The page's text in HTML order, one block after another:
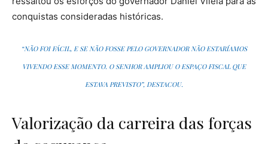
conquistas consideradas históricas.
“NÃO FOI FÁCIL, E SE NÃO FOSSE PELO GOVERNADOR NÃO ESTARÍAMOS
VIVENDO ESSE MOMENTO. O SENHOR AMPLIOU O ESPAÇO FISCAL QUE
ESTAVA PREVISTO”, DESTACOU.
Valorização da carreira das forças